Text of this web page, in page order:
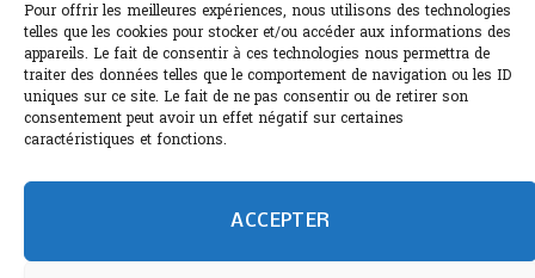
Pour offrir les meilleures expériences, nous utilisons des technologies
telles que les cookies pour stocker et/ou accéder aux informations des
appareils. Le fait de consentir à ces technologies nous permettra de
traiter des données telles que le comportement de navigation ou les ID
uniques sur ce site. Le fait de ne pas consentir ou de retirer son
consentement peut avoir un effet négatif sur certaines
caractéristiques et fonctions.
ACCEPTER
Sélection de rosés 2026
L'abus d'alcool est dangereux pour la santé.
humain et 0% IA de Paris Bistro Editions - SARL de Presse -
Informations légales etRGPD